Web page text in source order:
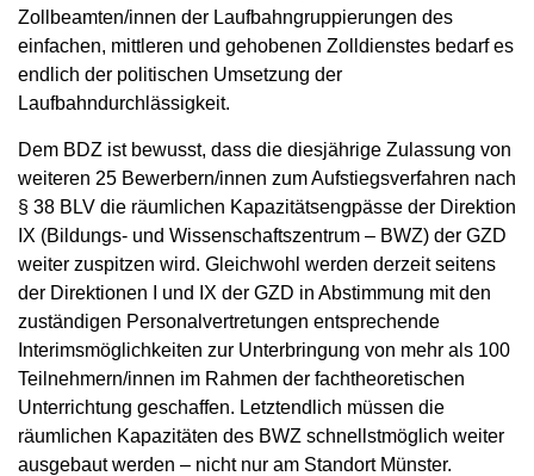
Zollbeamten/innen der Laufbahngruppierungen des
einfachen, mittleren und gehobenen Zolldienstes bedarf es
endlich der politischen Umsetzung der
Laufbahndurchlässigkeit.
Dem BDZ ist bewusst, dass die diesjährige Zulassung von
weiteren 25 Bewerbern/innen zum Aufstiegsverfahren nach
§ 38 BLV die räumlichen Kapazitätsengpässe der Direktion
IX (Bildungs- und Wissenschaftszentrum – BWZ) der GZD
weiter zuspitzen wird. Gleichwohl werden derzeit seitens
der Direktionen I und IX der GZD in Abstimmung mit den
zuständigen Personalvertretungen entsprechende
Interimsmöglichkeiten zur Unterbringung von mehr als 100
Teilnehmern/innen im Rahmen der fachtheoretischen
Unterrichtung geschaffen. Letztendlich müssen die
räumlichen Kapazitäten des BWZ schnellstmöglich weiter
ausgebaut werden – nicht nur am Standort Münster.